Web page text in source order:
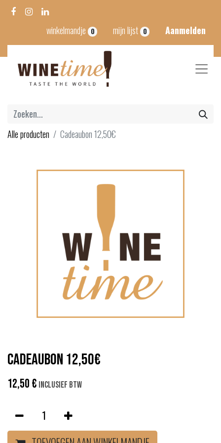
winkelmandje 0 mijn lijst 0 Aanmelden
Alle producten Cadeaubon 12,50€
Cadeaubon 12,50€
12,50€ Inclusief btw